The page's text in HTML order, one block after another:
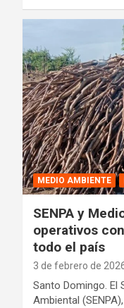
MEDIO AMBIENTE
SENPA y
operativos
todo el país
3 de febrero de
Santo Domingo. El
Ambiental